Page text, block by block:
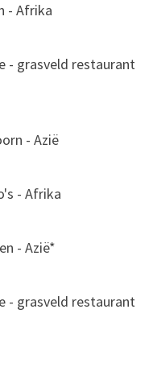
- Afrika
- grasveld restaurant
- Azië
- Afrika
- Azië*
- grasveld restaurant